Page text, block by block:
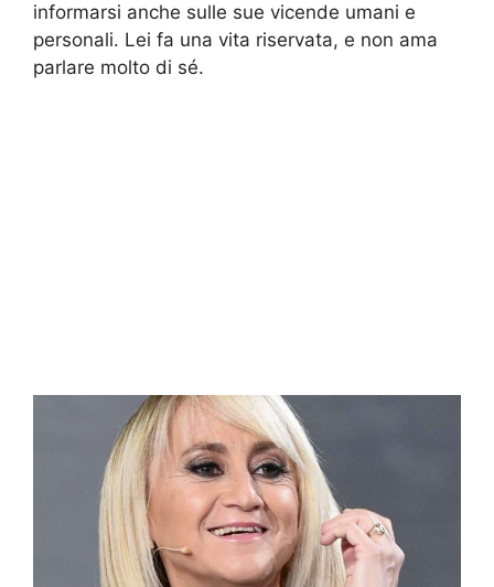
informarsi anche sulle sue vicende umani e
personali. Lei fa una vita riservata, e non ama
parlare molto di sé.